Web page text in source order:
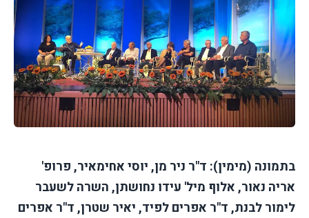
בתמונה (מימין): ד"ר ניר מן, יוסי אחימאיר, פרופ'
אריה נאור, אלוף מיל' עידו נחושתן, השרה לשעבר
לימור לבנת, ד"ר אפרים לפיד, יאיר שטרן, ד"ר אפרים